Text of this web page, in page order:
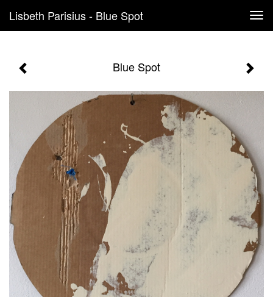
Lisbeth Parisius - Blue Spot
Blue Spot